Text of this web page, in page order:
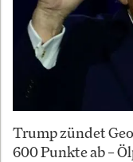
Trump zündet
600 Punkte ab –